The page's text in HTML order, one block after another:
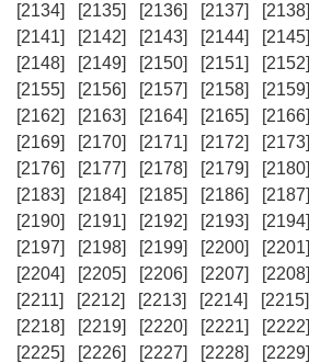
[2134]
[2135] [2136] [2137] [2138]
[2141]
[2142] [2143] [2144] [2145]
[2148]
[2149] [2150] [2151] [2152]
[2155]
[2156] [2157] [2158] [2159]
[2162]
[2163] [2164] [2165] [2166]
[2169]
[2170] [2171] [2172] [2173]
[2176]
[2177] [2178] [2179] [2180]
[2183]
[2184] [2185] [2186] [2187]
[2190]
[2191] [2192] [2193] [2194]
[2197]
[2198] [2199] [2200] [2201]
[2204]
[2205] [2206] [2207] [2208]
[2211]
[2212] [2213] [2214] [2215]
[2218]
[2219] [2220] [2221] [2222]
[2225]
[2226] [2227] [2228] [2229]